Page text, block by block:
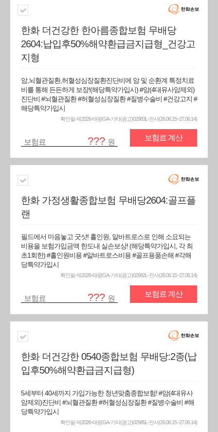
한화 더건강한 한아름종합보험 무배당
2604:납입후50%해약환급금지급형_건강고
지형
암,뇌혈관질환,허혈성심장질환진단비에 암 및 순환계 특정치료
비를 통해 든든하게 보장!(해당특약가입시) #암(4대유사암제외)
진단비 #뇌혈관질환 #허혈성심장질환 #질병수술비 #건강고지 #
해당특약가입시
확인필-제2026-태평GA-기타(광고)02983L-전사(26.06.15~27.06.14)
보험료 ??? 원
보험료 계산
한화 가정생활종합보험 무배당2604:골프플
랜
필드에서 마음놓고 굿샷! 홀인원, 알바트로스로 인해 소요되는
비용을 보험가입금액 한도내 실손보상! (해당특약가입시, 각 최
초1회한) #홀인원비용 #알바트로스비용 #골프용품손해 #각해
당특약가입시
확인필-제2026-태평GA-기타(광고)02982L-전사(26.06.15~27.06.14)
보험료 ??? 원
보험료 계산
한화 더건강한 0540종합보험 무배당:2종(납
입후50%해약환급금지급형)
5세부터 40세까지 가입가능한 청년맞춤종합보험! #암(4대유사
암제외)진단비 #뇌혈관질환 #허혈성심장질환 #질병수술비 #해
당특약가입시
확인필-제2026-태평GA-기타(광고)02985L-전사(26.06.15~27.06.14)